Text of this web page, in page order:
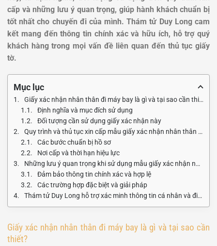
cấp và những lưu ý quan trọng, giúp hành khách chuẩn bị
tốt nhất cho chuyến đi của mình.Thám tử Duy Long cam
kết mang đến thông tin chính xác và hữu ích, hỗ trợ quý
khách hàng trong mọi vấn đề liên quan đến thủ tục giấy
tờ.
Mục lục
Giấy xác nhận nhân thân đi máy bay là gì và tại sao cần thiết?
Định nghĩa và mục đích sử dụng
Đối tượng cần sử dụng giấy xác nhận này
Quy trình và thủ tục xin cấp mẫu giấy xác nhận nhân thân đi máy bay
Các bước chuẩn bị hồ sơ
Nơi cấp và thời hạn hiệu lực
Những lưu ý quan trọng khi sử dụng mẫu giấy xác nhận nhân thân đi máy bay
Đảm bảo thông tin chính xác và hợp lệ
Các trường hợp đặc biệt và giải pháp
Thám tử Duy Long hỗ trợ xác minh thông tin cá nhân và điều tra chuyên nghiệp
Giấy xác nhận nhân thân đi máy bay là gì và tại sao cần
thiết?